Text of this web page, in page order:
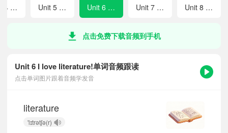
Unit 4 Rules make for a better life! Unit 5 Great inventions Unit 6 I love literature! Unit 7 The value of money Unit 8 Natural disasters
点击免费下载音频到手机
Unit 6 I love literature!单词音频跟读
点击单词图片跟着音频学发音
literature
'lɪtrətʃə(r)